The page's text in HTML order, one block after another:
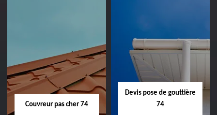
Couvreur pas cher 74
Devis pose de gouttière
74